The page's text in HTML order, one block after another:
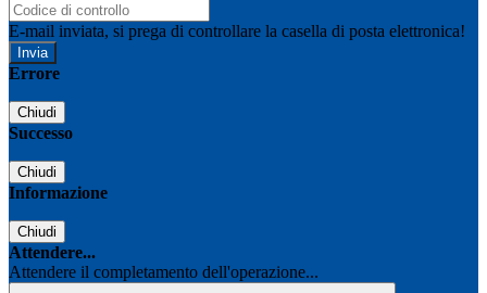
E-mail inviata, si prega di controllare la casella di posta elettronica!
Errore
Chiudi
Successo
Chiudi
Informazione
Chiudi
Attendere...
Attendere il completamento dell'operazione...